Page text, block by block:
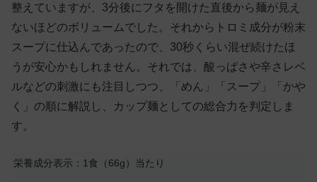
整えていますが、3分後にフタを開けた直後から麺が見え
ないほどのボリュームでした。それからトロミ成分が粉末
スープに仕込んであったので、30秒くらい混ぜ続けたほ
うが安心かもしれません。それでは、酸っぱさや辛さレベ
ルなどの刺激にも注目しつつ、「めん」「スープ」「かや
く」の順に解説し、カップ麺としての総合力を判定しま
す。
栄養成分表示：1食（66g）当たり